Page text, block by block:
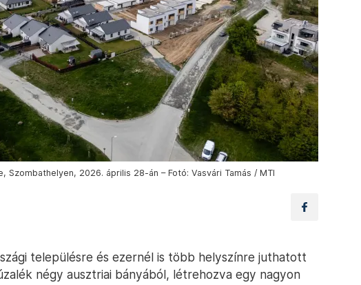
Szombathelyen, 2026. április 28-án – Fotó: Vasvári Tamás / MTI
településre és ezernél is több helyszínre juthatott
négy ausztriai bányából, létrehozva egy nagyon